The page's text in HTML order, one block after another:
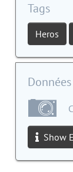
Tags
Heros
Show